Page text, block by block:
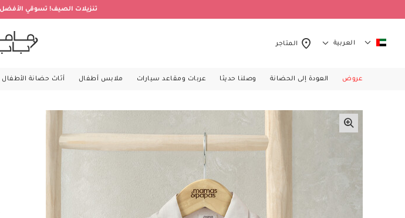
تنزيلات الصيف! تسوقي الأفضل
العربية المتاجر
عروض العودة إلى الحضانة وصلنا حديثا عربات ومقاعد سيارات ملابس أطفال أثاث حضانة الأطفال